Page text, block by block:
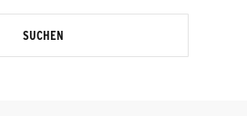
SUCHEN